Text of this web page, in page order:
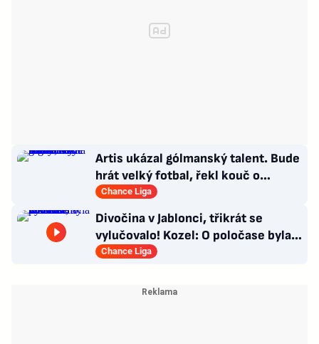
Artis ukázal gólmanský talent. Bude
hrát velký fotbal, řekl kouč o
Kašíkovi. Body ale má Sigma
Chance Liga
Divočina v Jablonci, třikrát se
vylučovalo! Kozel: O poločase byla v
kabině bouřka
Chance Liga